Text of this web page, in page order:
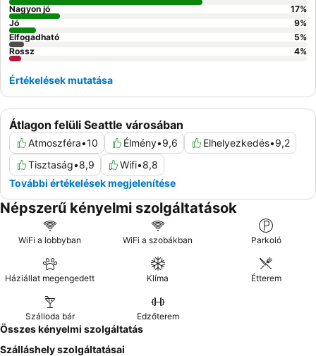
Átlagon felüli Seattle városában
Atmoszféra•10 Élmény•9,6 Elhelyezkedés•9,2
Tisztaság•8,9 Wifi•8,8
További értékelések megjelenítése
Nagyon jó
17%
Jó
9%
Elfogadható
5%
Rossz
4%
Értékelések mutatása
Népszerű kényelmi szolgáltatások
WiFi a lobbyban WiFi a szobákban Parkoló
Háziállat megengedett Klíma Étterem
Szálloda bár Edzőterem
Összes kényelmi szolgáltatás
Szálláshely szolgáltatásai